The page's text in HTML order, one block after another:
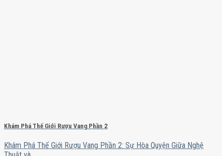
Khám Phá Thế Giới Rượu Vang Phần 2
Khám Phá Thế Giới Rượu Vang Phần 2: Sự Hòa Quyện Giữa Nghệ